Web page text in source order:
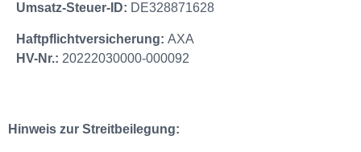
Umsatz-Steuer-ID: DE328871628
Haftpflichtversicherung: AXA
HV-Nr.: 20222030000-000092
Hinweis zur Streitbeilegung: